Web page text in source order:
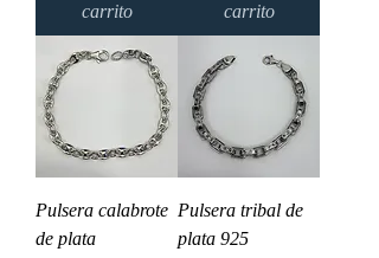
carrito
carrito
Pulsera calabrote
de plata
Pulsera tribal de
plata 925